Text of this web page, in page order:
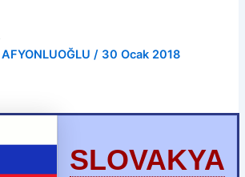
/ 30 Ocak 2018
SLOVAKYA